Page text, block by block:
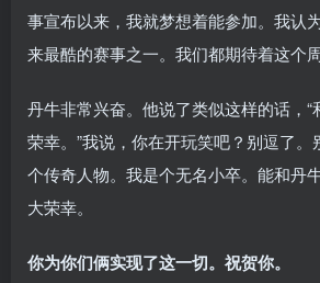
事宣布以来，我就梦想着能参加。我认
来最酷的赛事之一。我们都期待着这个周
丹牛非常兴奋。他说了类似这样的话，
荣幸。”我说，你在开玩笑吧？别逗了
个传奇人物。我是个无名小卒。能和丹
大荣幸。
你为你们俩实现了这一切。祝贺你。